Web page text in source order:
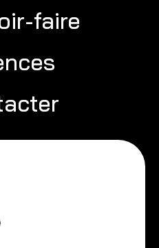
faire